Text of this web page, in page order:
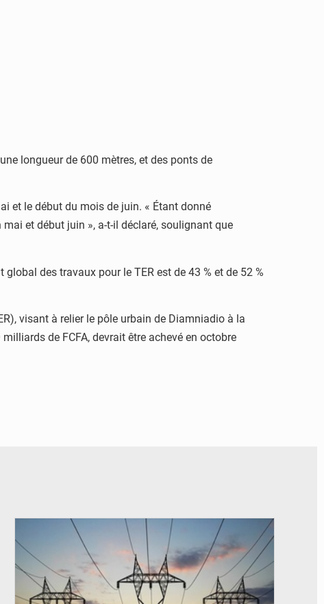
longueur de 600 mètres, et des ponts de
et le début du mois de juin. « Étant donné
et début juin », a-t-il déclaré, soulignant que
des travaux pour le TER est de 43 % et de 52 %
visant à relier le pôle urbain de Diamniadio à la
de FCFA, devrait être achevé en octobre